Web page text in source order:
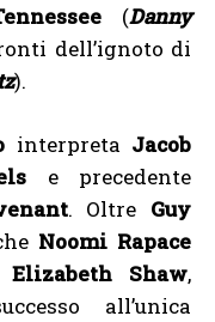
(Danny
dell’ignoto di
).
interpreta Jacob
e precedente
. Oltre Guy
Noomi Rapace
Elizabeth Shaw,
all’unica